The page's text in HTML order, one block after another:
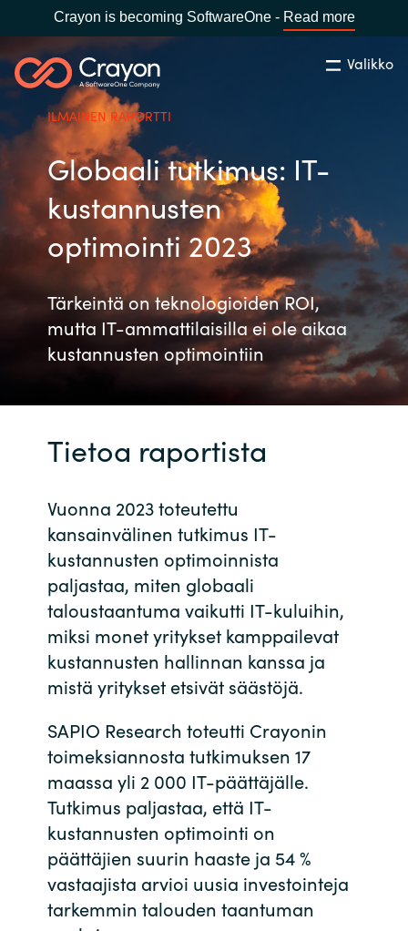
Crayon is becoming SoftwareOne - Read more
Valikko
VALITSE KIELI
Global site
Africa
Australia
Austria
Denmark
Estonia
Finland
France
Hungary
Iceland
India
Indonesia
Etsi Sulje
Palvelut
Ohjelmistovalmistajat
Ajankohtaista
Tietoa meistä
Ota yhteyttä
Ura Crayonilla
Kumppanit
Maa:Finland
ILMAINEN RAPORTTI
Globaali tutkimus: IT-
kustannusten
optimointi 2023
Tärkeintä on teknologioiden ROI,
mutta IT-ammattilaisilla ei ole aikaa
kustannusten optimointiin
Tietoa raportista
Vuonna 2023 toteutettu
kansainvälinen tutkimus IT-
kustannusten optimoinnista
paljastaa, miten globaali
taloustaantuma vaikutti IT-kuluihin,
miksi monet yritykset kamppailevat
kustannusten hallinnan kanssa ja
mistä yritykset etsivät säästöjä.
SAPIO Research toteutti Crayonin
toimeksiannosta tutkimuksen 17
maassa yli 2 000 IT-päättäjälle.
Tutkimus paljastaa, että IT-
kustannusten optimointi on
päättäjien suurin haaste ja 54 %
vastaajista arvioi uusia investointeja
tarkemmin talouden taantuman